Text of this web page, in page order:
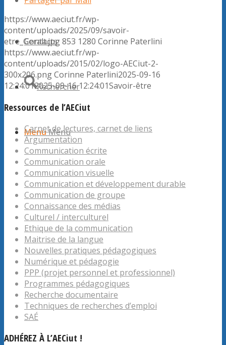
Contacts
Rechercher
MenuMenu
https://www.aeciut.fr/wp-
content/uploads/2025/09/savoir-
etre_Geralt.jpg853 1280 Corinne Paterlini
https://www.aeciut.fr/wp-
content/uploads/2015/02/logo-AECiut-2-
300x206.pngCorinne Paterlini2025-09-16
12:24:012025-09-16 12:24:01Savoir-être
Ressources de l’AECiut
Carnet de lectures, carnet de liens
Argumentation
Communication écrite
Communication orale
Communication visuelle
Communication et développement durable
Communication de groupe
Connaissance des médias
Culturel / interculturel
Ethique de la communication
Maitrise de la langue
Nouvelles pratiques pédagogiques
Numérique et pédagogie
PPP (projet personnel et professionnel)
Programmes pédagogiques
Recherche documentaire
Techniques de recherches d’emploi
SAÉ
ADHÉREZ À L’AECiut !